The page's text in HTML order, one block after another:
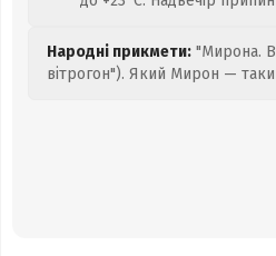
Народні прикмети: "Мирона.
вітрогон"). Який Мирон —